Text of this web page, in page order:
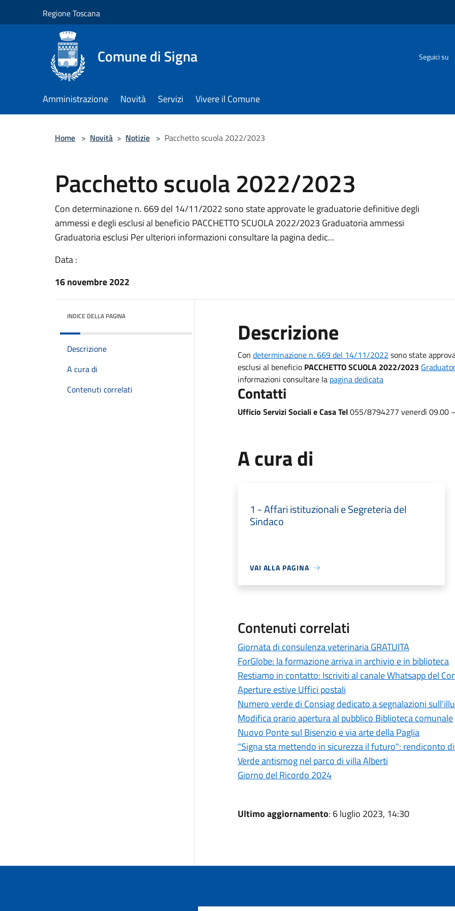
Regione Toscana
Comune di Signa Seguici su
Amministrazione Novità Servizi Vivere il Comune
Home > Novità > Notizie > Pacchetto scuola 2022/2023
Pacchetto scuola 2022/2023
Con determinazione n. 669 del 14/11/2022 sono state approvate le graduatorie definitive degli
ammessi e degli esclusi al beneficio PACCHETTO SCUOLA 2022/2023 Graduatoria ammessi
Graduatoria esclusi Per ulteriori informazioni consultare la pagina dedic...
Data :
16 novembre 2022
INDICE DELLA PAGINA
Descrizione
A cura di
Contenuti correlati
Descrizione
Con determinazione n. 669 del 14/11/2022 sono state
esclusi al beneficio PACCHETTO SCUOLA 2022/2023
informazioni consultare la pagina dedicata
Contatti
Ufficio Servizi Sociali e CasaTel055/8794277 venerdì 09.00
A cura di
1 - Affari istituzionali e Segreteria del
Sindaco
VAI ALLA PAGINA
Contenuti correlati
Giornata di consulenza veterinaria GRATUITA
ForGlobe: la formazione arriva in archivio e in biblioteca
Restiamo in contatto: Iscriviti al canale Whatsapp del
Aperture estive Uffici postali
Numero verde di Consiag dedicato a segnalazioni
Modifica orario apertura al pubblico Biblioteca comunale
Nuovo Ponte sul Bisenzio e via arte della Paglia
"Signa sta mettendo in sicurezza il futuro": rendiconto
Verde antismog nel parco di villa Alberti
Giorno del Ricordo 2024
Ultimo aggiornamento: 6 luglio 2023, 14:30